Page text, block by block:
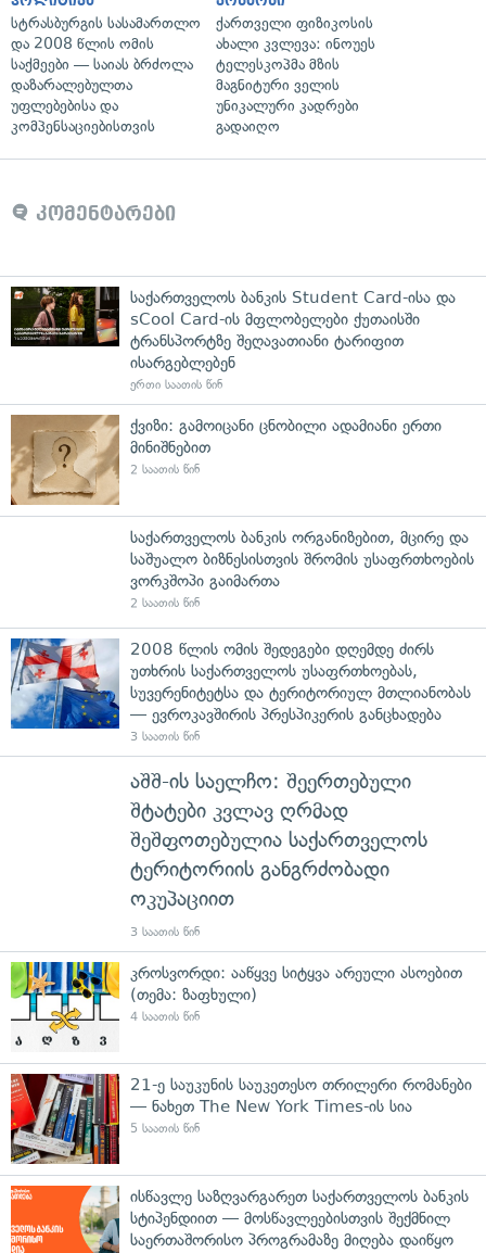
სტრასბურგის სასამართლო
და 2008 წლის ომის
საქმეები — საიას ბრძოლა
დაზარალებულთა
უფლებებისა და
კომპენსაციებისთვის
ქართველი ფიზიკოსის
ახალი კვლევა: ინოუეს
ტელესკოპმა მზის
მაგნიტური ველის
უნიკალური კადრები
გადაიღო
კომენტარები
საქართველოს ბანკის Student Card-ისა და
sCool Card-ის მფლობელები ქუთაისში
ტრანსპორტზე შეღავათიანი ტარიფით
ისარგებლებენ
ერთი საათის წინ
ქვიზი: გამოიცანი ცნობილი ადამიანი ერთი
მინიშნებით
2 საათის წინ
საქართველოს ბანკის ორგანიზებით, მცირე და
საშუალო ბიზნესისთვის შრომის უსაფრთხოების
ვორკშოპი გაიმართა
2 საათის წინ
2008 წლის ომის შედეგები დღემდე ძირს
უთხრის საქართველოს უსაფრთხოებას,
სუვერენიტეტსა და ტერიტორიულ მთლიანობას
— ევროკავშირის პრესპიკერის განცხადება
3 საათის წინ
აშშ-ის საელჩო: შეერთებული
შტატები კვლავ ღრმად
შეშფოთებულია საქართველოს
ტერიტორიის განგრძობადი
ოკუპაციით
3 საათის წინ
კროსვორდი: ააწყვე სიტყვა არეული ასოებით
(თემა: ზაფხული)
4 საათის წინ
21-ე საუკუნის საუკეთესო თრილერი რომანები
— ნახეთ The New York Times-ის სია
5 საათის წინ
ისწავლე საზღვარგარეთ საქართველოს ბანკის
სტიპენდიით — მოსწავლეებისთვის შექმნილ
საერთაშორისო პროგრამაზე მიღება დაიწყო